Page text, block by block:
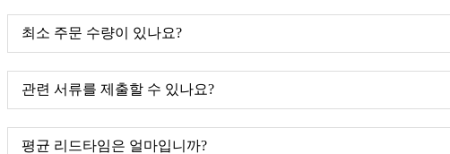
최소 주문 수량이 있나요?
관련 서류를 제출할 수 있나요?
평균 리드타임은 얼마입니까?